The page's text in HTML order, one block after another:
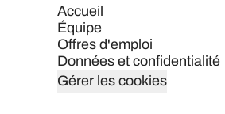
Accueil
Équipe
Offres d'emploi
Données et confidentialité
Gérer les cookies